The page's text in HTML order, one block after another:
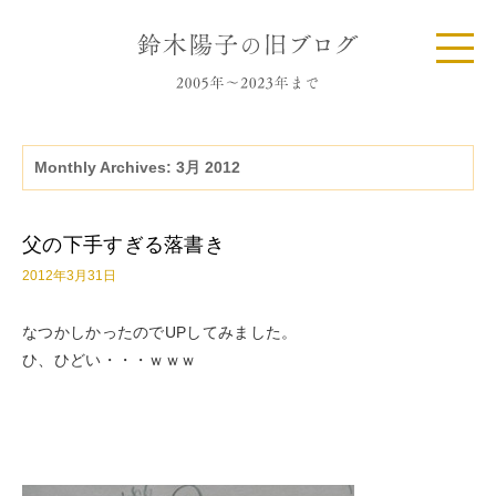
Monthly Archives: 3月 2012
父の下手すぎる落書き
2012年3月31日
なつかしかったのでUPしてみました。
ひ、ひどい・・・ｗｗｗ